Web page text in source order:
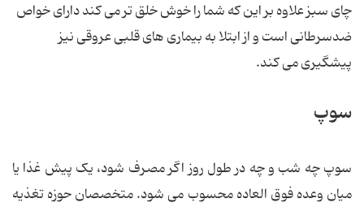
چای سبز علاوه بر این که شما را خوش خلق تر می کند دارای خواص
ضدسرطانی است و از ابتلا به بیماری های قلبی عروقی نیز
پیشگیری می کند.
سوپ
سوپ چه شب و چه در طول روز اگر مصرف شود، یک پیش غذا یا
میان وعده فوق العاده محسوب می شود. متخصصان حوزه تغذیه